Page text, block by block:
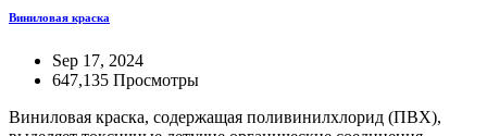
Виниловая краска
Sep 17, 2024
647,135 Просмотры
Виниловая краска, содержащая поливинилхлорид (ПВХ),